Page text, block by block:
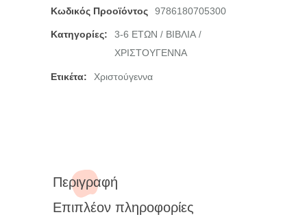
Κωδικός Προοϊόντος 9786180705300
Κατηγορίες: 3-6 ΕΤΩΝ / ΒΙΒΛΙΑ /
ΧΡΙΣΤΟΥΓΕΝΝΑ
Ετικέτα: Χριστούγεννα
Περιγραφή
Επιπλέον πληροφορίες